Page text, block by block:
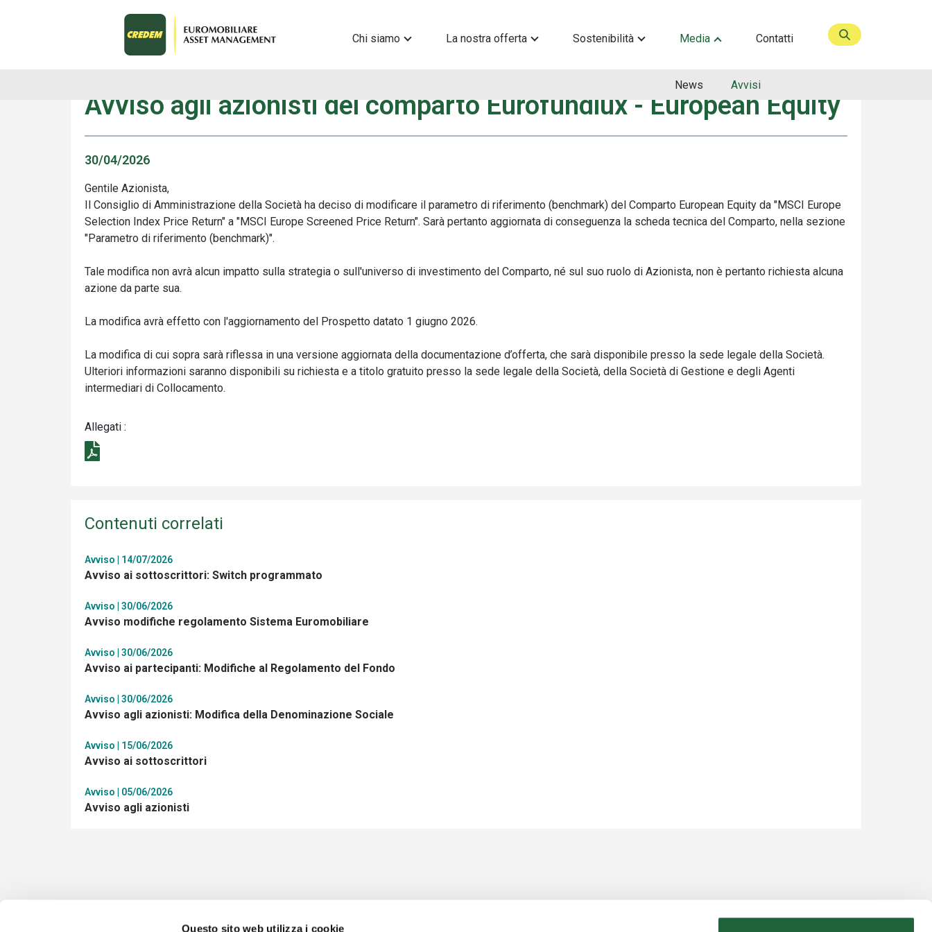
Questo sito web utilizza i cookie
Chi siamo La nostra offerta Sostenibilità Media
News Avvisi
Contatti
Avviso agli azionisti del comparto Eurofundlux - European Equity
30/04/2026
Gentile Azionista,
Il Consiglio di Amministrazione della Società ha deciso di modificare il parametro di riferimento (benchmark) del Comparto European Equity da "MSCI Europe
Selection Index Price Return" a "MSCI Europe Screened Price Return". Sarà pertanto aggiornata di conseguenza la scheda tecnica del Comparto, nella sezione
"Parametro di riferimento (benchmark)".
Tale modifica non avrà alcun impatto sulla strategia o sull'universo di investimento del Comparto, né sul suo ruolo di Azionista, non è pertanto richiesta alcuna
azione da parte sua.
La modifica avrà effetto con l'aggiornamento del Prospetto datato 1 giugno 2026.
La modifica di cui sopra sarà riflessa in una versione aggiornata della documentazione d’offerta, che sarà disponibile presso la sede legale della Società.
Ulteriori informazioni saranno disponibili su richiesta e a titolo gratuito presso la sede legale della Società, della Società di Gestione e degli Agenti
intermediari di Collocamento.
Allegati :
Contenuti correlati
Avviso | 14/07/2026
Avviso ai sottoscrittori: Switch programmato
Avviso | 30/06/2026
Avviso modifiche regolamento Sistema Euromobiliare
Avviso | 30/06/2026
Avviso ai partecipanti: Modifiche al Regolamento del Fondo
Avviso | 30/06/2026
Avviso agli azionisti: Modifica della Denominazione Sociale
Avviso | 15/06/2026
Avviso ai sottoscrittori
Avviso | 05/06/2026
Avviso agli azionisti